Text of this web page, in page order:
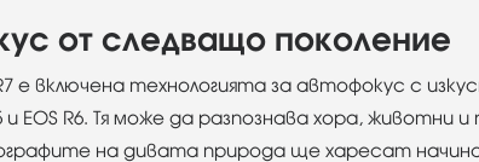
от следващо поколение
е включена технологията за автофокус с
и EOS R6. Тя може да разпознава хора,
на дивата природа ще харесат